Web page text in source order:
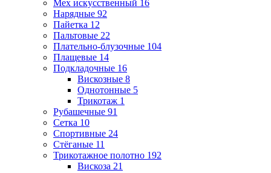
Мех искусственный 16
Нарядные 92
Пайетка 12
Пальтовые 22
Плательно-блузочные 104
Плащевые 14
Подкладочные 16
Вискозные 8
Однотонные 5
Трикотаж 1
Рубашечные 91
Сетка 10
Спортивные 24
Стёганые 11
Трикотажное полотно 192
Вискоза 21